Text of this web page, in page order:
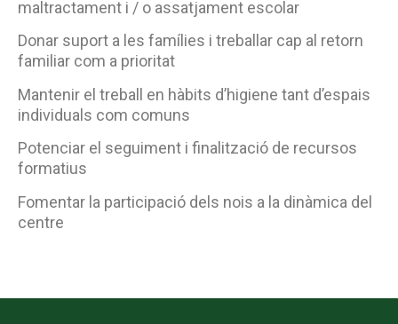
maltractament i / o assatjament escolar
Donar suport a les famílies i treballar cap al retorn
familiar com a prioritat
Mantenir el treball en hàbits d’higiene tant d’espais
individuals com comuns
Potenciar el seguiment i finalització de recursos
formatius
Fomentar la participació dels nois a la dinàmica del
centre